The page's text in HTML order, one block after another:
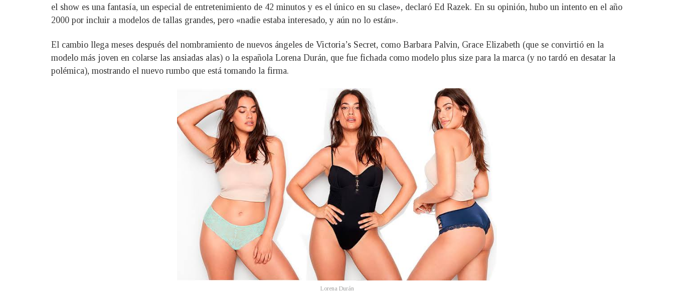
el show es una fantasía, un especial de entretenimiento de 42 minutos y es el único en su clase», declaró Ed Razek. En su opinión, hubo un intento en el año
2000 por incluir a modelos de tallas grandes, pero «nadie estaba interesado, y aún no lo están».
El cambio llega meses después del nombramiento de nuevos ángeles de Victoria’s Secret, como Barbara Palvin, Grace Elizabeth (que se convirtió en la
modelo más joven en colarse las ansiadas alas) o la española Lorena Durán, que fue fichada como modelo plus size para la marca (y no tardó en desatar la
polémica), mostrando el nuevo rumbo que está tomando la firma.
Lorena Durán